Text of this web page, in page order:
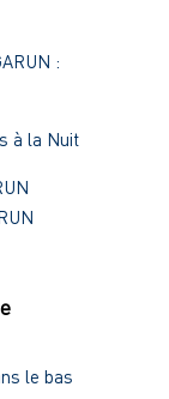
:
à la Nuit
le bas